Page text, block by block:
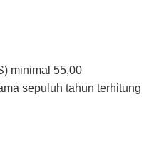
minimal 55,00
sepuluh tahun terhitung